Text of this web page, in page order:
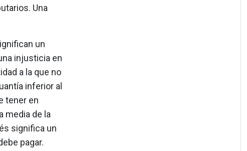
Una
un
injusticia en
a la que no
inferior al
tener en
media de la
significa un
pagar.